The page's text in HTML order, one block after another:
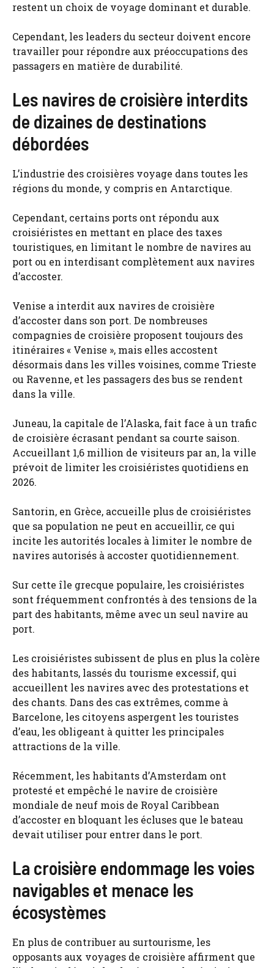
restent un choix de voyage dominant et durable.
Cependant, les leaders du secteur doivent encore
travailler pour répondre aux préoccupations des
passagers en matière de durabilité.
Les navires de croisière interdits
de dizaines de destinations
débordées
L’industrie des croisières voyage dans toutes les
régions du monde, y compris en Antarctique.
Cependant, certains ports ont répondu aux
croisiéristes en mettant en place des taxes
touristiques, en limitant le nombre de navires au
port ou en interdisant complètement aux navires
d’accoster.
Venise a interdit aux navires de croisière
d’accoster dans son port. De nombreuses
compagnies de croisière proposent toujours des
itinéraires « Venise », mais elles accostent
désormais dans les villes voisines, comme Trieste
ou Ravenne, et les passagers des bus se rendent
dans la ville.
Juneau, la capitale de l’Alaska, fait face à un trafic
de croisière écrasant pendant sa courte saison.
Accueillant 1,6 million de visiteurs par an, la ville
prévoit de limiter les croisiéristes quotidiens en
2026.
Santorin, en Grèce, accueille plus de croisiéristes
que sa population ne peut en accueillir, ce qui
incite les autorités locales à limiter le nombre de
navires autorisés à accoster quotidiennement.
Sur cette île grecque populaire, les croisiéristes
sont fréquemment confrontés à des tensions de la
part des habitants, même avec un seul navire au
port.
Les croisiéristes subissent de plus en plus la colère
des habitants, lassés du tourisme excessif, qui
accueillent les navires avec des protestations et
des chants. Dans des cas extrêmes, comme à
Barcelone, les citoyens aspergent les touristes
d’eau, les obligeant à quitter les principales
attractions de la ville.
Récemment, les habitants d’Amsterdam ont
protesté et empêché le navire de croisière
mondiale de neuf mois de Royal Caribbean
d’accoster en bloquant les écluses que le bateau
devait utiliser pour entrer dans le port.
La croisière endommage les voies
navigables et menace les
écosystèmes
En plus de contribuer au surtourisme, les
opposants aux voyages de croisière affirment que